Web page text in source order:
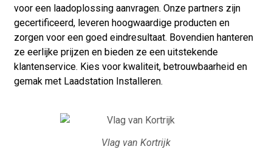
voor een laadoplossing aanvragen. Onze partners zijn
gecertificeerd, leveren hoogwaardige producten en
zorgen voor een goed eindresultaat. Bovendien hanteren
ze eerlijke prijzen en bieden ze een uitstekende
klantenservice. Kies voor kwaliteit, betrouwbaarheid en
gemak met Laadstation Installeren.
Vlag van Kortrijk